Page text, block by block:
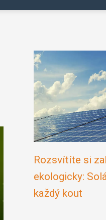
Rozsvítíte si
ekologicky:
každý kout